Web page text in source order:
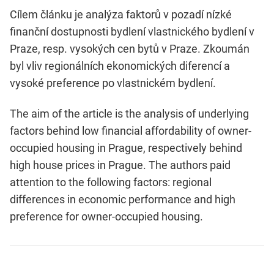
Cílem článku je analýza faktorů v pozadí nízké
finanční dostupnosti bydlení vlastnického bydlení v
Praze, resp. vysokých cen bytů v Praze. Zkoumán
byl vliv regionálních ekonomických diferencí a
vysoké preference po vlastnickém bydlení.
The aim of the article is the analysis of underlying
factors behind low financial affordability of owner-
occupied housing in Prague, respectively behind
high house prices in Prague. The authors paid
attention to the following factors: regional
differences in economic performance and high
preference for owner-occupied housing.